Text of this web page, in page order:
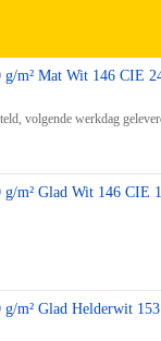
m² Mat Wit 146 CIE
volgende werkdag
m² Glad Wit 146 CIE
m² Glad Helderwit